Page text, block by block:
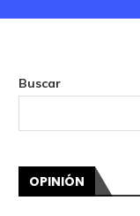
Buscar
OPINIÓN